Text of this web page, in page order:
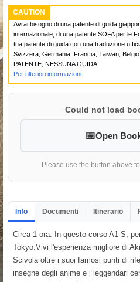
CAUTION
Avrai bisogno di una patente di guida
internazionale, di una patente SOFA per le
tua patente di guida con una traduzione
Svizzera, Germania, Francia, Taiwan,
PATENTE, NESSUNA GUIDA!
Per ulteriori informazioni.
Could not load
Open
Please use the button above
Info Documenti Itinerario
Circa 1 ora. In questo corso A1-S,
Tokyo.Vivi l'esperienza migliore di
Scivola oltre i suoi famosi punti di
insegne degli anime e i leggendari